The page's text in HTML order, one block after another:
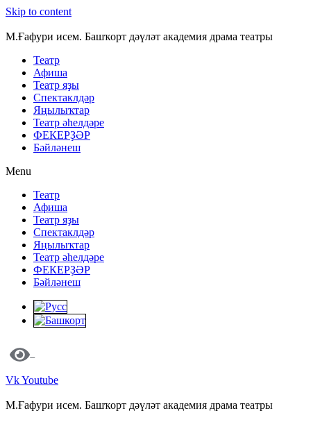
Skip to content
М.Ғафури исем. Башҡорт дәүләт академия драма театры
Театр
Афиша
Театр яҙы
Спектаклдәр
Яңылыҡтар
Театр әһелдәре
ФЕКЕРҘӘР
Бәйләнеш
Menu
Театр
Афиша
Театр яҙы
Спектаклдәр
Яңылыҡтар
Театр әһелдәре
ФЕКЕРҘӘР
Бәйләнеш
VkYoutube
М.Ғафури исем. Башҡорт дәүләт академия драма театры